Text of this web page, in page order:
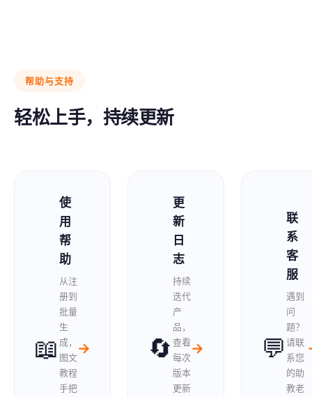
帮助与支持
轻松上手，持续更新
📖
使
用
帮
助
从注
册到
批量
生
成，
图文
教程
手把
→ 🔄
更
新
日
志
持续
迭代
产
品，
查看
每次
版本
更新
→ 💬
联
系
客
服
遇到
问
题？
请联
系您
的助
教老